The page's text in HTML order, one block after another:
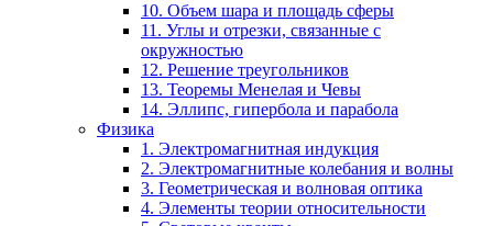
10. Объем шара и площадь сферы
11. Углы и отрезки, связанные с
окружностью
12. Решение треугольников
13. Теоремы Менелая и Чевы
14. Эллипс, гипербола и парабола
Физика
1. Электромагнитная индукция
2. Электромагнитные колебания и волны
3. Геометрическая и волновая оптика
4. Элементы теории относительности